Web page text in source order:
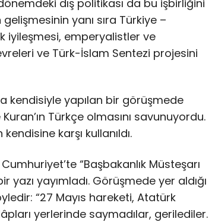
dış politikası da bu işbirliğini
yanı sıra Türkiye –
iyileşmesi, emperyalistler ve
ve Türk-İslam Sentezi projesini
kendisiyle yapılan bir görüşmede
Türkçe olmasını savunuyordu.
karşı kullanıldı.
“Başbakanlık Müsteşarı
yazı yayımladı. Görüşmede yer aldığı
“27 Mayıs hareketi, Atatürk
yerlerinde saymadılar, gerilediler.